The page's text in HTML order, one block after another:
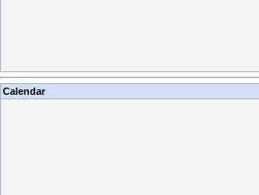
Calendar